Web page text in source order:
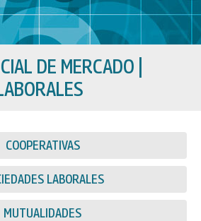
DE MERCADO
COOPERATIVAS
LABORALES
MUTUALIDADES